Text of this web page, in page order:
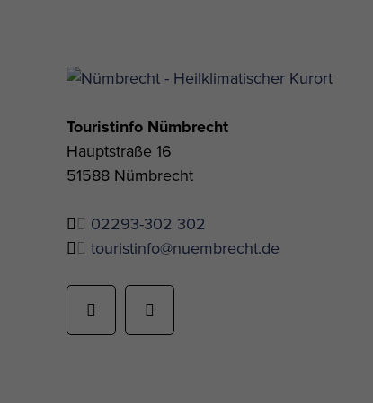
Touristinfo Nümbrecht
Hauptstraße 16
51588 Nümbrecht
02293-302 302
touristinfo@nuembrecht.de